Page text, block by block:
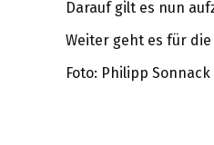
Darauf gilt es nun
Weiter geht es für
Foto: Philipp Sonnack